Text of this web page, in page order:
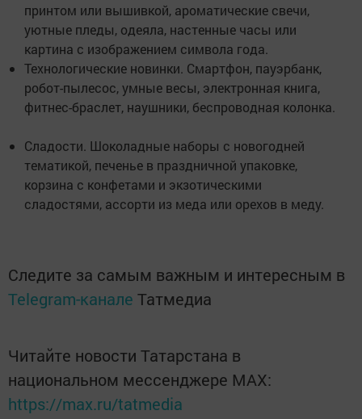
принтом или вышивкой, ароматические свечи,
уютные пледы, одеяла, настенные часы или
картина с изображением символа года.
Технологические новинки. Смартфон, пауэрбанк,
робот-пылесос, умные весы, электронная книга,
фитнес-браслет, наушники, беспроводная колонка.
Сладости. Шоколадные наборы с новогодней
тематикой, печенье в праздничной упаковке,
корзина с конфетами и экзотическими
сладостями, ассорти из меда или орехов в меду.
Следите за самым важным и интересным в
Telegram-канале Татмедиа
Читайте новости Татарстана в
национальном мессенджере MАХ:
https://max.ru/tatmedia